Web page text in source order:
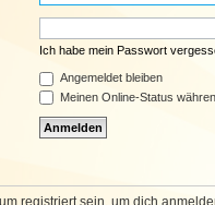
Ich habe mein Passwort
Angemeldet bleiben
Meinen Online-Status
registriert sein, um dich